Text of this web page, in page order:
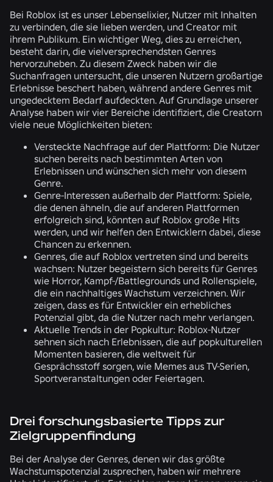
Bei Roblox ist es unser Lebenselixier, Nutzer mit Inhalten
zu verbinden, die sie lieben werden, und Creator mit
ihrem Publikum. Ein wichtiger Weg, dies zu erreichen,
besteht darin, die vielversprechendsten Genres
hervorzuheben. Zu diesem Zweck haben wir die
Suchanfragen untersucht, die unseren Nutzern großartige
Erlebnisse beschert haben, während andere Genres mit
ungedecktem Bedarf aufdeckten. Auf Grundlage unserer
Analyse haben wir vier Bereiche identifiziert, die Creatorn
viele neue Möglichkeiten bieten:
Versteckte Nachfrage auf der Plattform: Die Nutzer
suchen bereits nach bestimmten Arten von
Erlebnissen und wünschen sich mehr von diesem
Genre.
Genre-Interessen außerhalb der Plattform: Spiele,
die denen ähneln, die auf anderen Plattformen
erfolgreich sind, könnten auf Roblox große Hits
werden, und wir helfen den Entwicklern dabei, diese
Chancen zu erkennen.
Genres, die auf Roblox vertreten sind und bereits
wachsen: Nutzer begeistern sich bereits für Genres
wie Horror, Kampf-/Battlegrounds und Rollenspiele,
die ein nachhaltiges Wachstum verzeichnen. Wir
zeigen, dass es für Entwickler ein erhebliches
Potenzial gibt, da die Nutzer nach mehr verlangen.
Aktuelle Trends in der Popkultur: Roblox-Nutzer
sehnen sich nach Erlebnissen, die auf popkulturellen
Momenten basieren, die weltweit für
Gesprächsstoff sorgen, wie Memes aus TV-Serien,
Sportveranstaltungen oder Feiertagen.
Drei forschungsbasierte Tipps zur
Zielgruppenfindung
Bei der Analyse der Genres, denen wir das größte
Wachstumspotenzial zusprechen, haben wir mehrere